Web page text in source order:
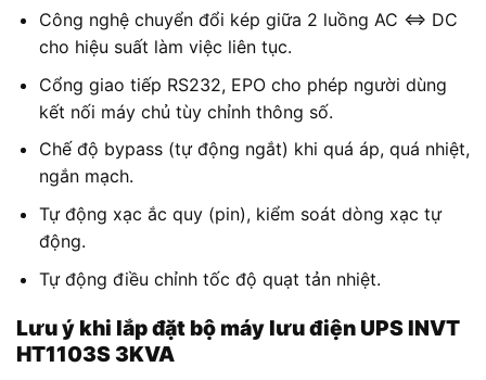
Công nghệ chuyển đổi kép giữa 2 luồng AC <=> DC
cho hiệu suất làm việc liên tục.
Cổng giao tiếp RS232, EPO cho phép người dùng
kết nối máy chủ tùy chỉnh thông số.
Chế độ bypass (tự động ngắt) khi quá áp, quá nhiệt,
ngắn mạch.
Tự động xạc ắc quy (pin), kiểm soát dòng xạc tự
động.
Tự động điều chỉnh tốc độ quạt tản nhiệt.
Lưu ý khi lắp đặt bộ máy lưu điện UPS INVT
HT1103S 3KVA